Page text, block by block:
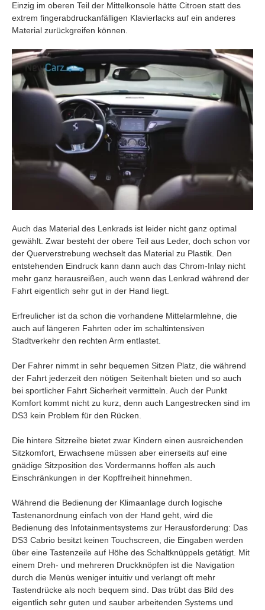
Einzig im oberen Teil der Mittelkonsole hätte Citroen statt des
extrem fingerabdruckanfälligen Klavierlacks auf ein anderes
Material zurückgreifen können.
Auch das Material des Lenkrads ist leider nicht ganz optimal
gewählt. Zwar besteht der obere Teil aus Leder, doch schon vor
der Querverstrebung wechselt das Material zu Plastik. Den
entstehenden Eindruck kann dann auch das Chrom-Inlay nicht
mehr ganz herausreißen, auch wenn das Lenkrad während der
Fahrt eigentlich sehr gut in der Hand liegt.
Erfreulicher ist da schon die vorhandene Mittelarmlehne, die
auch auf längeren Fahrten oder im schaltintensiven
Stadtverkehr den rechten Arm entlastet.
Der Fahrer nimmt in sehr bequemen Sitzen Platz, die während
der Fahrt jederzeit den nötigen Seitenhalt bieten und so auch
bei sportlicher Fahrt Sicherheit vermitteln. Auch der Punkt
Komfort kommt nicht zu kurz, denn auch Langestrecken sind im
DS3 kein Problem für den Rücken.
Die hintere Sitzreihe bietet zwar Kindern einen ausreichenden
Sitzkomfort, Erwachsene müssen aber einerseits auf eine
gnädige Sitzposition des Vordermanns hoffen als auch
Einschränkungen in der Kopffreiheit hinnehmen.
Während die Bedienung der Klimaanlage durch logische
Tastenanordnung einfach von der Hand geht, wird die
Bedienung des Infotainmentsystems zur Herausforderung: Das
DS3 Cabrio besitzt keinen Touchscreen, die Eingaben werden
über eine Tastenzeile auf Höhe des Schaltknüppels getätigt. Mit
einem Dreh- und mehreren Druckknöpfen ist die Navigation
durch die Menüs weniger intuitiv und verlangt oft mehr
Tastendrücke als noch bequem sind. Das trübt das Bild des
eigentlich sehr guten und sauber arbeitenden Systems und